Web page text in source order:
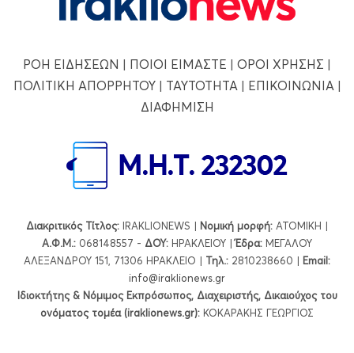
ΡΟΗ ΕΙΔΗΣΕΩΝ | ΠΟΙΟΙ ΕΙΜΑΣΤΕ | ΟΡΟΙ ΧΡΗΣΗΣ |
ΠΟΛΙΤΙΚΗ ΑΠΟΡΡΗΤΟΥ| ΤΑΥΤΟΤΗΤΑ | ΕΠΙΚΟΙΝΩΝΙΑ |
ΔΙΑΦΗΜΙΣΗ
Διακριτικός Τίτλος: IRAKLIONEWS | Νομική μορφή: ΑΤΟΜΙΚΗ |
Α.Φ.Μ.: 068148557 - ΔΟΥ: ΗΡΑΚΛΕΙΟΥ |Έδρα: ΜΕΓΑΛΟΥ
ΑΛΕΞΑΝΔΡΟΥ 151, 71306 ΗΡΑΚΛΕΙΟ | Τηλ.: 2810238660 | Εmail:
info@iraklionews.gr
Ιδιοκτήτης & Νόμιμος Εκπρόσωπος, Διαχειριστής, Δικαιούχος του
ονόματος τομέα (iraklionews.gr): ΚΟΚΑΡΑΚΗΣ ΓΕΩΡΓΙΟΣ